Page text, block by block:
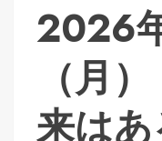
2026
（月
来は